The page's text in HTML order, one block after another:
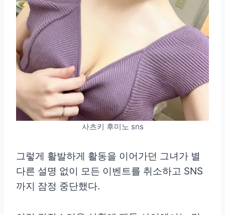
사츠키 후미노 sns
그렇게 활발하게 활동을 이어가던 그녀가 별
다른 설명 없이 모든 이벤트를 취소하고 SNS
까지 잠정 중단했다.